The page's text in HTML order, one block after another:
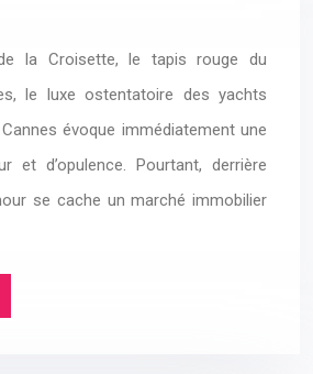
la Croisette, le tapis rouge du
le luxe ostentatoire des yachts
évoque immédiatement une
et d’opulence. Pourtant, derrière
se cache un marché immobilier